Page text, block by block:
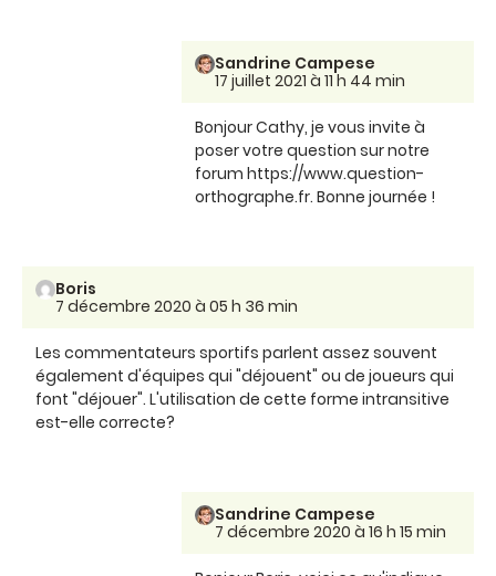
Sandrine Campese
17 juillet 2021 à 11 h 44 min
Bonjour Cathy, je vous invite à
poser votre question sur notre
forum https://www.question-
orthographe.fr. Bonne journée !
Boris
7 décembre 2020 à 05 h 36 min
Les commentateurs sportifs parlent assez souvent
également d'équipes qui "déjouent" ou de joueurs qui
font "déjouer". L'utilisation de cette forme intransitive
est-elle correcte?
Sandrine Campese
7 décembre 2020 à 16 h 15 min